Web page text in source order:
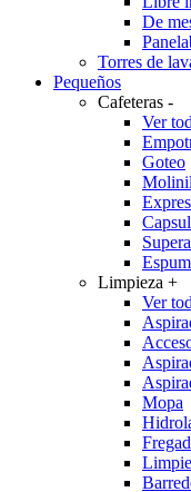
De
Torres de
Pequeños
Cafeteras -
Ver
Goteo
Limpieza +
Ver
Mopa